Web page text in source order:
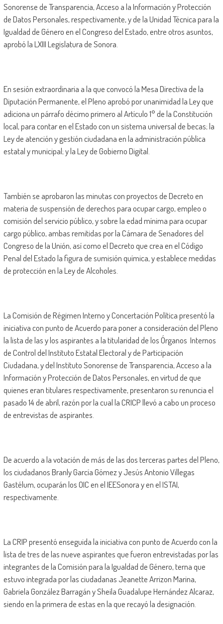
Sonorense de Transparencia, Acceso a la Información y Protección
de Datos Personales, respectivamente, y de la Unidad Técnica para la
Igualdad de Género en el Congreso del Estado, entre otros asuntos,
aprobó la LXIII Legislatura de Sonora.
En sesión extraordinaria a la que convocó la Mesa Directiva de la
Diputación Permanente, el Pleno aprobó por unanimidad la Ley que
adiciona un párrafo décimo primero al Artículo 1° de la Constitución
local, para contar en el Estado con un sistema universal de becas; la
Ley de atención y gestión ciudadana en la administración pública
estatal y municipal; y la Ley de Gobierno Digital.
También se aprobaron las minutas con proyectos de Decreto en
materia de suspensión de derechos para ocupar cargo, empleo o
comisión del servicio público, y sobre la edad mínima para ocupar
cargo público, ambas remitidas por la Cámara de Senadores del
Congreso de la Unión, así como el Decreto que crea en el Código
Penal del Estado la figura de sumisión química, y establece medidas
de protección en la Ley de Alcoholes.
La Comisión de Régimen Interno y Concertación Política presentó la
iniciativa con punto de Acuerdo para poner a consideración del Pleno
la lista de las y los aspirantes a la titularidad de los Órganos Internos
de Control del Instituto Estatal Electoral y de Participación
Ciudadana, y del Instituto Sonorense de Transparencia, Acceso a la
Información y Protección de Datos Personales, en virtud de que
quienes eran titulares respectivamente, presentaron su renuncia el
pasado 14 de abril, razón por la cual la CRICP llevó a cabo un proceso
de entrevistas de aspirantes.
De acuerdo a la votación de más de las dos terceras partes del Pleno,
los ciudadanos Branly García Gómez y Jesús Antonio Villegas
Gastélum, ocuparán los OIC en el IEESonora y en el ISTAI,
respectivamente.
La CRIP presentó enseguida la iniciativa con punto de Acuerdo con la
lista de tres de las nueve aspirantes que fueron entrevistadas por las
integrantes de la Comisión para la Igualdad de Género, terna que
estuvo integrada por las ciudadanas Jeanette Arrizon Marina,
Gabriela González Barragán y Sheila Guadalupe Hernández Alcaraz,
siendo en la primera de estas en la que recayó la designación.